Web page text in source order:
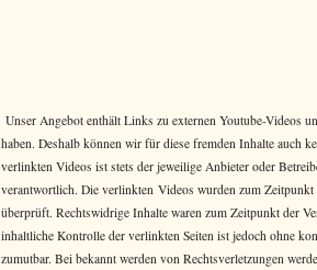
Unser Angebot enthält Links zu externen Youtube-Videos
haben. Deshalb können wir für diese fremden Inhalte auch
verlinkten Videos ist stets der jeweilige Anbieter oder
verantwortlich. Die verlinkten Videos wurden zum
überprüft. Rechtswidrige Inhalte waren zum Zeitpunkt der
inhaltliche Kontrolle der verlinkten Seiten ist jedoch ohne
zumutbar. Bei bekannt werden von Rechtsverletzungen